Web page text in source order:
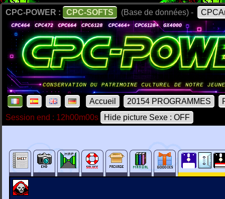
CPC-POWER : CPC-SOFTS (Base de données) -
Accueil 20154 PROGRAMMES
Session end : 12h00m00s
Hide picture Sexe : OFF